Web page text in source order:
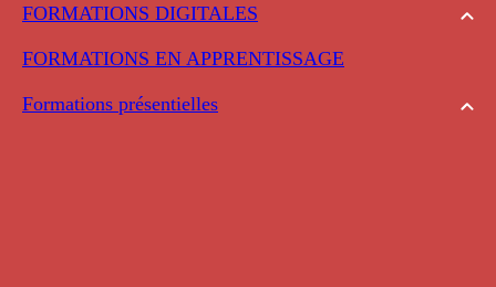
FORMATIONS DIGITALES
FORMATIONS EN APPRENTISSAGE
Formations présentielles